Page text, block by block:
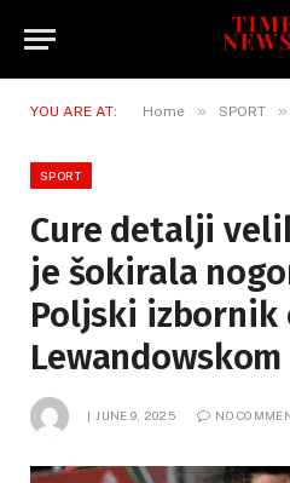
YOU ARE AT: Home » SPORT »
SPORT
Cure detalji
je šokirala
Poljski izbornik
Lewandowskom
JUNE 9, 2025 NO